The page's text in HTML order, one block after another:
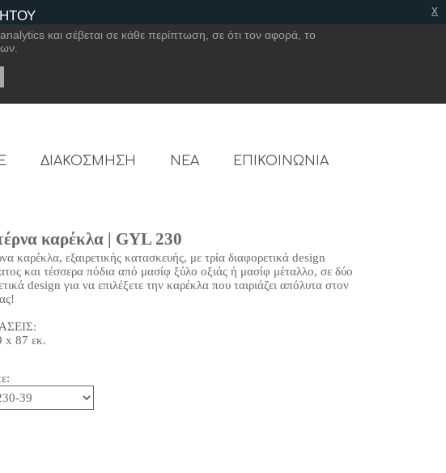
ΔΙΑΚΟΣΜΗΣΗ ΝΕΑ ΕΠΙΚΟΙΝΩΝΙΑ
καρέκλα | GYL 230
καρέκλα, εξαιρετικής κατασκευής, με τρία διαφορετικά design
και τέσσερα πόδια από μασίφ ξύλο οξιάς ή μασίφ μέταλλο, σε δύο
design για να επιλέξετε την καρέκλα που ταιριάζει απόλυτα στον
x 87 εκ.
και σέβεται σε κάθε περίπτωση, σε ότι τον αφορά, το
x